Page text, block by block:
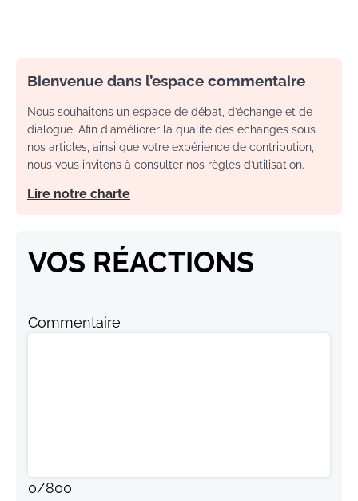
Bienvenue dans l’espace commentaire
Nous souhaitons un espace de débat, d’échange et de
dialogue. Afin d'améliorer la qualité des échanges sous
nos articles, ainsi que votre expérience de contribution,
nous vous invitons à consulter nos règles d’utilisation.
Lire notre charte
VOS RÉACTIONS
Commentaire
0/800